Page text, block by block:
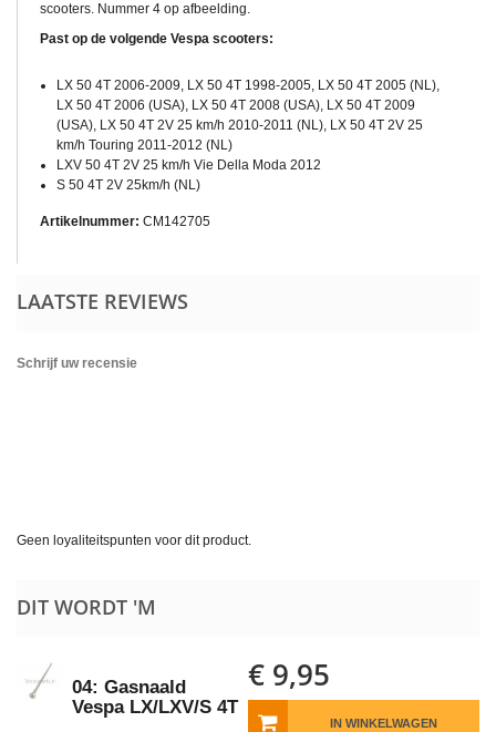
scooters. Nummer 4 op afbeelding.
Past op de volgende Vespa scooters:
LX 50 4T 2006-2009, LX 50 4T 1998-2005, LX 50 4T 2005 (NL),
LX 50 4T 2006 (USA), LX 50 4T 2008 (USA), LX 50 4T 2009
(USA), LX 50 4T 2V 25 km/h 2010-2011 (NL), LX 50 4T 2V 25
km/h Touring 2011-2012 (NL)
LXV 50 4T 2V 25 km/h Vie Della Moda 2012
S 50 4T 2V 25km/h (NL)
Artikelnummer: CM142705
LAATSTE REVIEWS
Schrijf uw recensie
Geen loyaliteitspunten voor dit product.
DIT WORDT 'M
04: Gasnaald
Vespa LX/LXV/S 4T
€ 9,95
IN WINKELWAGEN